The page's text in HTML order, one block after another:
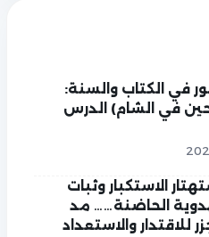
في الكتاب والسنة:
في الشام) الدرس
الاستكبار وثبات
الحاضنة…… مد
للاقتدار والاستعداد